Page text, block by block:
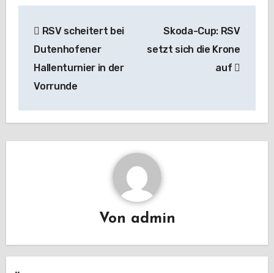
RSV scheitert bei
Dutenhofener
Hallenturnier in der
Vorrunde
Skoda-Cup: RSV
setzt sich die Krone
auf
Von admin